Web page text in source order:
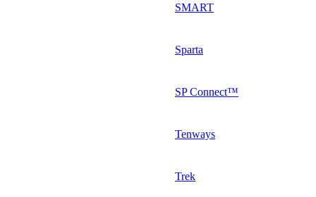
SMART
Sparta
SP Connect™
Tenways
Trek